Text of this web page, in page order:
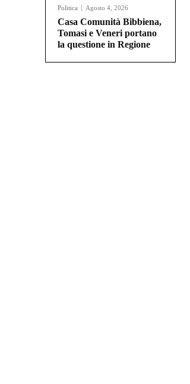
Politica Agosto 4, 2026
Casa Comunità Bibbiena,
Tomasi e Veneri portano
la questione in Regione